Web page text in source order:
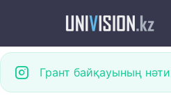
Грант байқауының